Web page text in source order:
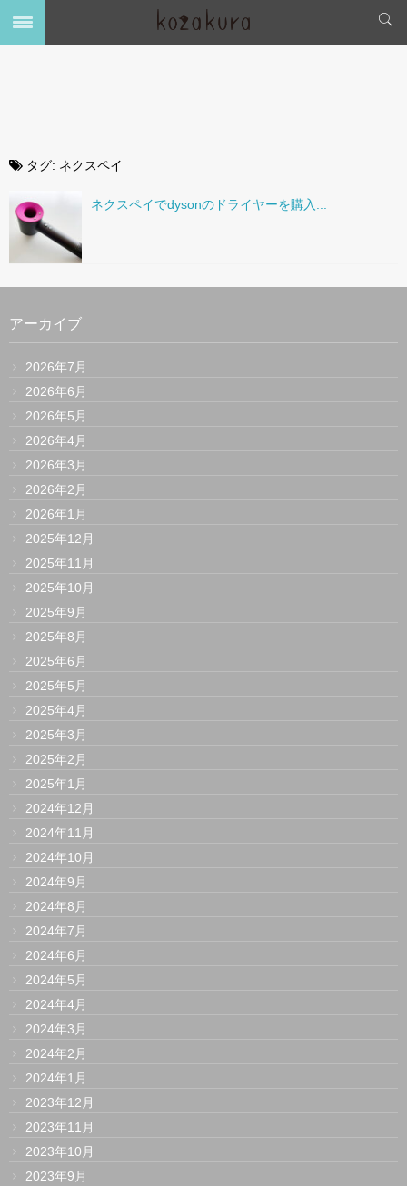
タグ: ネクスペイ
ネクスペイでdysonのドライヤーを購入...
アーカイブ
2026年7月
2026年6月
2026年5月
2026年4月
2026年3月
2026年2月
2026年1月
2025年12月
2025年11月
2025年10月
2025年9月
2025年8月
2025年6月
2025年5月
2025年4月
2025年3月
2025年2月
2025年1月
2024年12月
2024年11月
2024年10月
2024年9月
2024年8月
2024年7月
2024年6月
2024年5月
2024年4月
2024年3月
2024年2月
2024年1月
2023年12月
2023年11月
2023年10月
2023年9月